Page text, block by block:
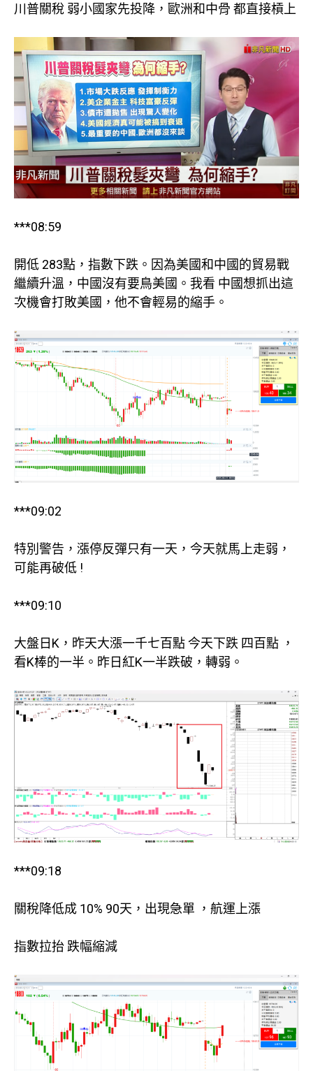
川普關稅 弱小國家先投降，歐洲和中骨 都直接槓上
***08:59
開低 283點，指數下跌。因為美國和中國的貿易戰
繼續升溫，中國沒有要鳥美國。我看 中國想抓出這
次機會打敗美國，他不會輕易的縮手。
***09:02
特別警告，漲停反彈只有一天，今天就馬上走弱，
可能再破低 !
***09:10
大盤日K，昨天大漲一千七百點 今天下跌 四百點 ，
看K棒的一半。昨日紅K一半跌破，轉弱。
***09:18
關稅降低成 10% 90天，出現急單 ，航運上漲
指數拉抬 跌幅縮減